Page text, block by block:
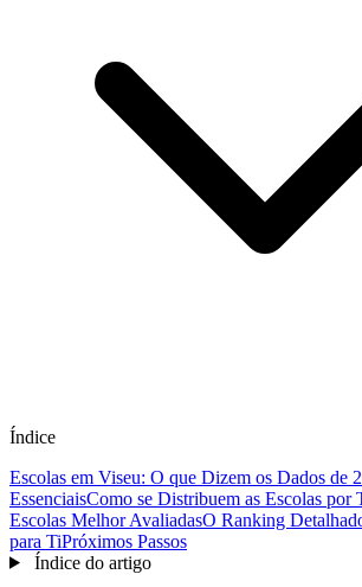
Índice
Escolas em Viseu: O que Dizem os Dados de
EssenciaisComo se Distribuem as Escolas por
Escolas Melhor AvaliadasO Ranking
para TiPróximos Passos
Índice do artigo